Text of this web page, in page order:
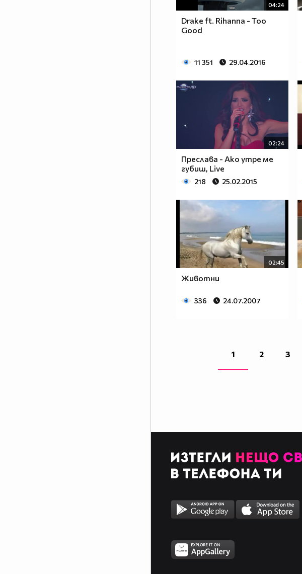
04:24
Drake ft. Rihanna - Too
Good
11 351 29.04.2016
02:24
Преслава - Ако утре ме
губиш, Live
218 25.02.2015
02:45
Животни
336 24.07.2007
1 2 3